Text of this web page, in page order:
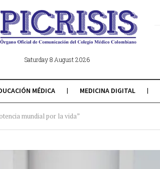
Saturday 8 August 2026
MÉDICA MEDICINA DIGITAL
mundial por la vida”